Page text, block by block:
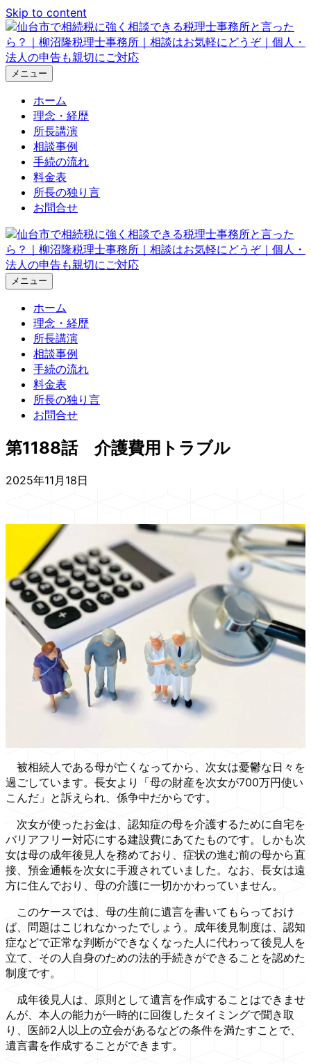
Skip to content
メニュー
ホーム
理念・経歴
所長講演
相談事例
手続の流れ
料金表
所長の独り言
お問合せ
メニュー
ホーム
理念・経歴
所長講演
相談事例
手続の流れ
料金表
所長の独り言
お問合せ
第1188話 介護費用トラブル
2025年11月18日
被相続人である母が亡くなってから、次女は憂鬱な日々を
過ごしています。長女より「母の財産を次女が700万円使い
こんだ」と訴えられ、係争中だからです。
次女が使ったお金は、認知症の母を介護するために自宅を
バリアフリー対応にする建設費にあてたものです。しかも次
女は母の成年後見人を務めており、症状の進む前の母から直
接、預金通帳を次女に手渡されていました。なお、長女は遠
方に住んでおり、母の介護に一切かかわっていません。
このケースでは、母の生前に遺言を書いてもらっておけ
ば、問題はこじれなかったでしょう。成年後見制度は、認知
症などで正常な判断ができなくなった人に代わって後見人を
立て、その人自身のための法的手続きができることを認めた
制度です。
成年後見人は、原則として遺言を作成することはできませ
んが、本人の能力が一時的に回復したタイミングで聞き取
り、医師2人以上の立会があるなどの条件を満たすことで、
遺言書を作成することができます。